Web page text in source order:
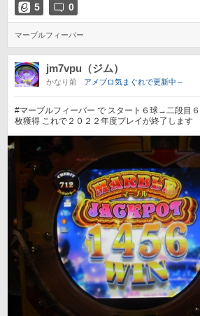
5 0
マーブルフィーバー
jm7vpu（ジム）
かなり前 アメブロ気まぐれで更新中～
#マーブルフィーバー で スタート６球→二段目
枚獲得 これで２０２２年度プレイが終了します